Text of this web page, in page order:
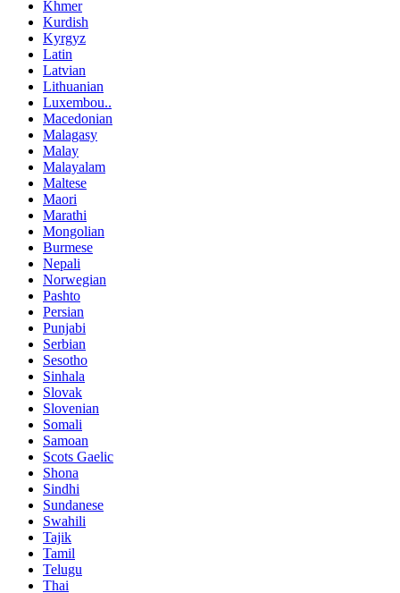
Khmer
Kurdish
Kyrgyz
Latin
Latvian
Lithuanian
Luxembou..
Macedonian
Malagasy
Malay
Malayalam
Maltese
Maori
Marathi
Mongolian
Burmese
Nepali
Norwegian
Pashto
Persian
Punjabi
Serbian
Sesotho
Sinhala
Slovak
Slovenian
Somali
Samoan
Scots Gaelic
Shona
Sindhi
Sundanese
Swahili
Tajik
Tamil
Telugu
Thai